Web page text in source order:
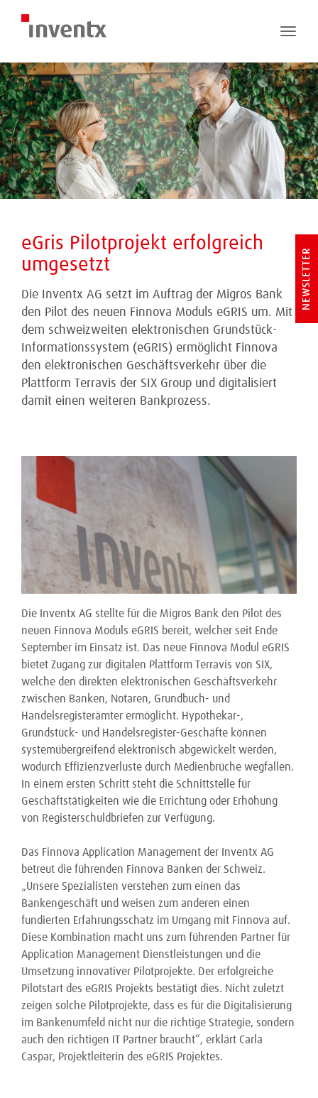
Toggle
eGris Pilotprojekt erfolgreich
umgesetzt
Die Inventx AG setzt im Auftrag der Migros Bank
den Pilot des neuen Finnova Moduls eGRIS um. Mit
dem schweizweiten elektronischen Grundstück-
Informationssystem (eGRIS) ermöglicht Finnova
den elektronischen Geschäftsverkehr über die
Plattform Terravis der SIX Group und digitalisiert
damit einen weiteren Bankprozess.
Die Inventx AG stellte für die Migros Bank den Pilot des
neuen Finnova Moduls eGRIS bereit, welcher seit Ende
September im Einsatz ist. Das neue Finnova Modul eGRIS
bietet Zugang zur digitalen Plattform Terravis von SIX,
welche den direkten elektronischen Geschäftsverkehr
zwischen Banken, Notaren, Grundbuch- und
Handelsregisterämter ermöglicht. Hypothekar-,
Grundstück- und Handelsregister-Geschäfte können
systemübergreifend elektronisch abgewickelt werden,
wodurch Effizienzverluste durch Medienbrüche wegfallen.
In einem ersten Schritt steht die Schnittstelle für
Geschäftstätigkeiten wie die Errichtung oder Erhöhung
von Registerschuldbriefen zur Verfügung.
Das Finnova Application Management der Inventx AG
betreut die führenden Finnova Banken der Schweiz.
„Unsere Spezialisten verstehen zum einen das
Bankengeschäft und weisen zum anderen einen
fundierten Erfahrungsschatz im Umgang mit Finnova auf.
Diese Kombination macht uns zum führenden Partner für
Application Management Dienstleistungen und die
Umsetzung innovativer Pilotprojekte. Der erfolgreiche
Pilotstart des eGRIS Projekts bestätigt dies. Nicht zuletzt
zeigen solche Pilotprojekte, dass es für die Digitalisierung
im Bankenumfeld nicht nur die richtige Strategie, sondern
auch den richtigen IT Partner braucht“, erklärt Carla
Caspar, Projektleiterin des eGRIS Projektes.
NEWSLETTER